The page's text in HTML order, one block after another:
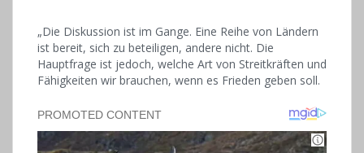
„Die Diskussion ist im Gange. Eine Reihe von Ländern
ist bereit, sich zu beteiligen, andere nicht. Die
Hauptfrage ist jedoch, welche Art von Streitkräften und
Fähigkeiten wir brauchen, wenn es Frieden geben soll.